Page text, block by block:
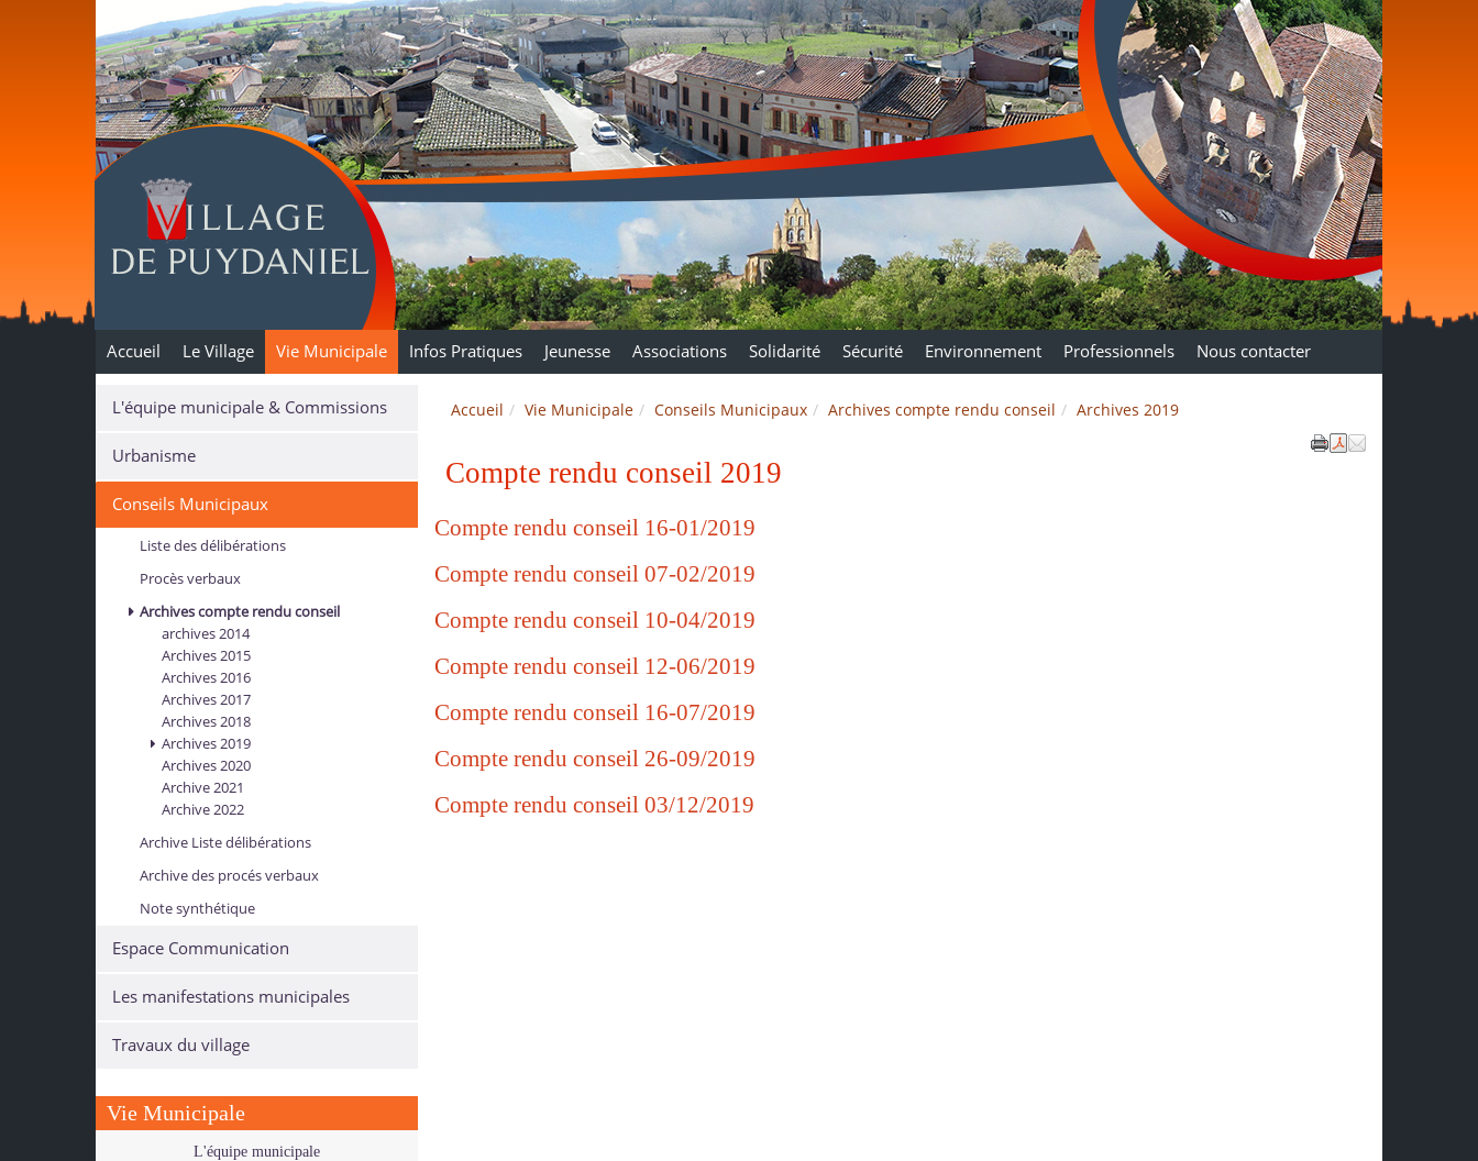
Puydaniel
Accueil Le Village Vie Municipale Infos Pratiques Jeunesse Associations Solidarité Sécurité Environnement Professionnels Nous contacter
Accueil Vie Municipale Conseils Municipaux Archives compte rendu conseil Archives 2019
Compte rendu conseil 2019
Compte rendu conseil 16-01/2019
Compte rendu conseil 07-02/2019
Compte rendu conseil 10-04/2019
Compte rendu conseil 12-06/2019
Compte rendu conseil 16-07/2019
Compte rendu conseil 26-09/2019
Compte rendu conseil 03/12/2019
L'équipe municipale & Commissions
Urbanisme
Conseils Municipaux
Liste des délibérations
Procès verbaux
Archives compte rendu conseil
archives 2014
Archives 2015
Archives 2016
Archives 2017
Archives 2018
Archives 2019
Archives 2020
Archive 2021
Archive 2022
Archive Liste délibérations
Archive des procés verbaux
Note synthétique
Espace Communication
Les manifestations municipales
Travaux du village
Vie Municipale
L'équipe municipale